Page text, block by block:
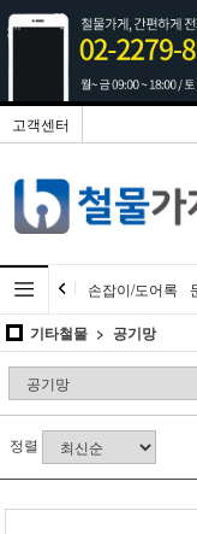
고객센터
손잡이/도어록
기타철물 공기망
정렬